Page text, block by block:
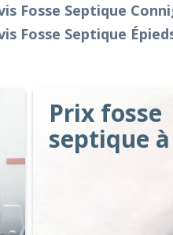
Fosse Septique
Fosse Septique
Prix fosse
septique